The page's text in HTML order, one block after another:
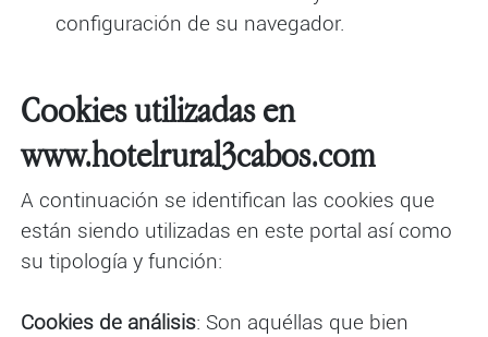
configuración de su navegador.
Cookies utilizadas en
www.hotelrural3cabos.com
A continuación se identifican las cookies que
están siendo utilizadas en este portal así como
su tipología y función:
Cookies de análisis: Son aquéllas que bien